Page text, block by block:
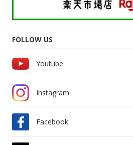
FOLLOW US
Youtube
Instagram
Facebook